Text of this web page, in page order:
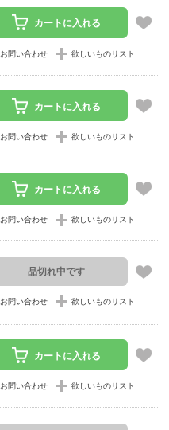
カートに入れる
お問い合わせ 欲しいものリスト
カートに入れる
お問い合わせ 欲しいものリスト
カートに入れる
お問い合わせ 欲しいものリスト
品切れ中です
お問い合わせ 欲しいものリスト
カートに入れる
お問い合わせ 欲しいものリスト